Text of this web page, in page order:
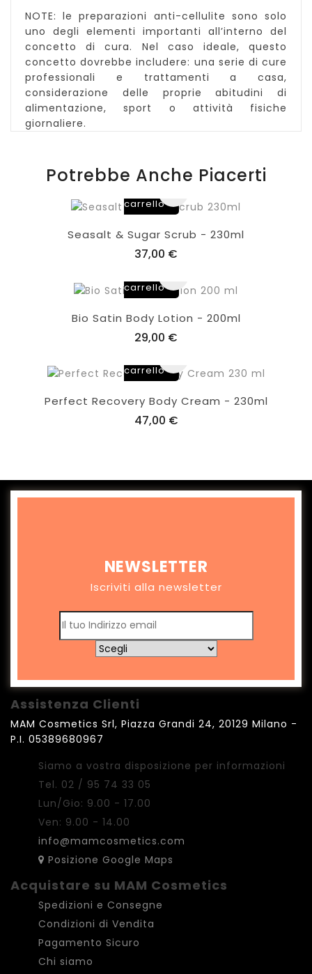
NOTE: le preparazioni anti-cellulite sono solo
uno degli elementi importanti all’interno del
concetto di cura. Nel caso ideale, questo
concetto dovrebbe includere: una serie di cure
professionali e trattamenti a casa,
considerazione delle proprie abitudini di
alimentazione, sport o attività fisiche
giornaliere.
Potrebbe Anche Piacerti
Aggiungi
carrello
Seasalt & Sugar Scrub - 230ml
37,00 €
Aggiungi
carrello
Bio Satin Body Lotion - 200ml
29,00 €
Aggiungi
carrello
Perfect Recovery Body Cream - 230ml
47,00 €
NEWSLETTER
Iscriviti alla newsletter
Assistenza Clienti
MAM Cosmetics Srl, Piazza Grandi 24, 20129 Milano -
P.I. 05389680967
Siamo a vostra disposizione per informazioni
Tel. 02 / 95 74 33 05
Lun/Gio: 9.00 - 17.00
Ven: 9.00 - 14.00
info@mamcosmetics.com
Posizione Google Maps
Acquistare su MAM Cosmetics
Spedizioni e Consegne
Condizioni di Vendita
Pagamento Sicuro
Chi siamo